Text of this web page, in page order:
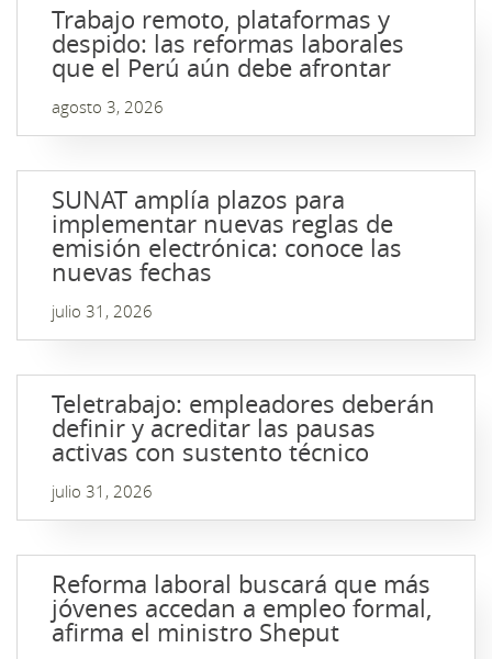
Trabajo remoto, plataformas y
despido: las reformas laborales
que el Perú aún debe afrontar
agosto 3, 2026
SUNAT amplía plazos para
implementar nuevas reglas de
emisión electrónica: conoce las
nuevas fechas
julio 31, 2026
Teletrabajo: empleadores deberán
definir y acreditar las pausas
activas con sustento técnico
julio 31, 2026
Reforma laboral buscará que más
jóvenes accedan a empleo formal,
afirma el ministro Sheput